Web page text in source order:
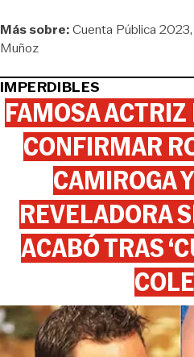
Más sobre:Cuenta Pública 2023
Muñoz
IMPERDIBLES
FAMOSA
CONFIRMAR
CAMIROGA
REVELADORA
ACABÓ TRAS